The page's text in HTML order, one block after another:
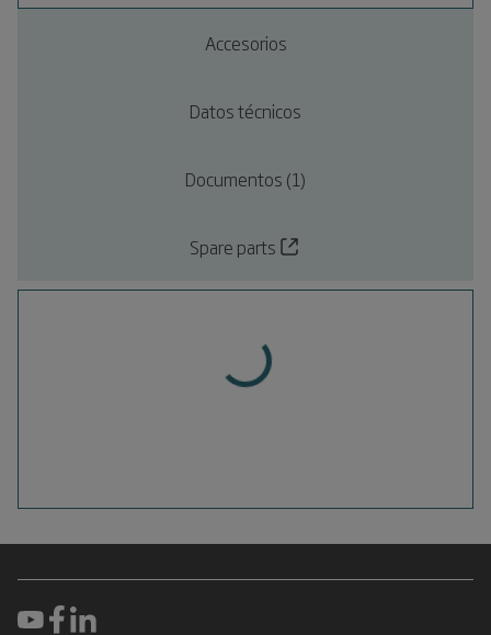
Accesorios
Datos técnicos
Documentos (1)
Spare parts